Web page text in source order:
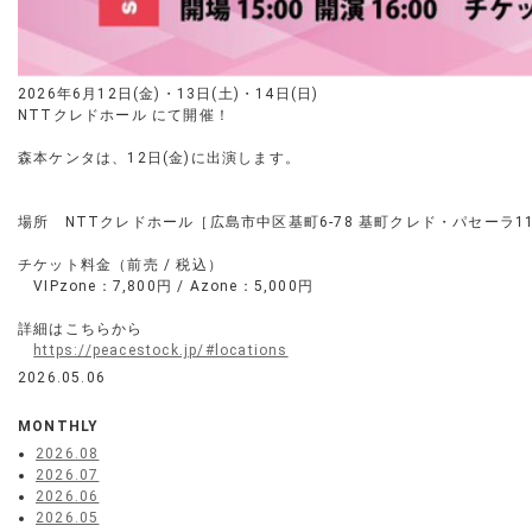
2026年6月12日(金)・13日(土)・14日(日)
NTTクレドホール にて開催！
森本ケンタは、12日(金)に出演します。
場所 NTTクレドホール［広島市中区基町6-78 基町クレド・パセーラ
チケット料金（前売 / 税込）
VIPzone：7,800円 / Azone：5,000円
詳細はこちらから
https://peacestock.jp/#locations
2026.05.06
MONTHLY
2026.08
2026.07
2026.06
2026.05